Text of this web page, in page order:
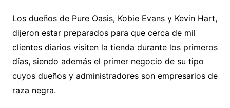
Los dueños de Pure Oasis, Kobie Evans y Kevin Hart,
dijeron estar preparados para que cerca de mil
clientes diarios visiten la tienda durante los primeros
días, siendo además el primer negocio de su tipo
cuyos dueños y administradores son empresarios de
raza negra.